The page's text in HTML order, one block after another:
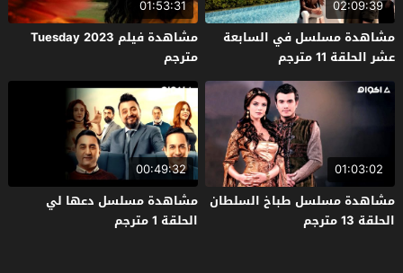
02:09:39
مشاهدة مسلسل في السابعة
عشر الحلقة 11 مترجم
01:53:31
مشاهدة فيلم Tuesday 2023
مترجم
01:03:02
مشاهدة مسلسل طباخ السلطان
الحلقة 13 مترجم
00:49:32
مشاهدة مسلسل دعها لي
الحلقة 1 مترجم